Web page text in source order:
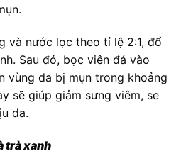
và nước lọc theo tỉ lệ 2:1, đổ
Sau đó, bọc viên đá vào
vùng da bị mụn trong khoảng
sẽ giúp giảm sưng viêm, se
da.
trà xanh